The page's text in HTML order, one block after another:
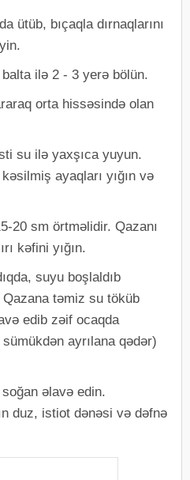
ütüb, bıçaqla dırnaqlarını
ilə 2 - 3 yerə bölün.
orta hissəsində olan
su ilə yaxşıca yuyun.
ayaqları yığın və
20 sm örtməlidir. Qazanı
kəfini yığın.
suyu boşlaldıb
təmiz su töküb
edib zəif ocaqda
ayrılana qədər)
əlavə edin.
duz, istiot dənəsi və dəfnə